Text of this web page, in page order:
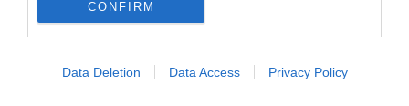
CONFIRM
Data Deletion Data Access Privacy Policy
ΔΙΕΘΝΗ